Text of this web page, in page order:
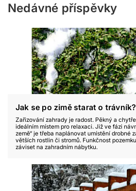
Nedávné příspěvky
Jak se po zimě starat o trávník?
Zařizování zahrady je radost. Pěkný a
ideálním místem pro relaxaci. Již ve fázi
země“ je třeba naplánovat umístění drobné
větších rostlin či stromů. Funkčnost
záviset na zahradním nábytku.